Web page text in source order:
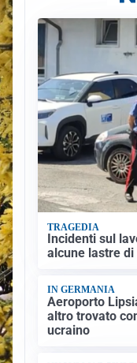
TRAGEDIA
Incidenti sul
alcune lastre
IN GERMANIA
Aeroporto
altro trovato
ucraino